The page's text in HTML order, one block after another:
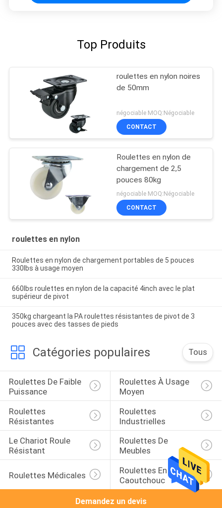
Top Produits
roulettes en nylon noires
de 50mm
négociable MOQ:Négociable
CONTACT
Roulettes en nylon de
chargement de 2,5
pouces 80kg
négociable MOQ:Négociable
CONTACT
roulettes en nylon
Roulettes en nylon de chargement portables de 5 pouces
330lbs à usage moyen
660lbs roulettes en nylon de la capacité 4inch avec le plat
supérieur de pivot
350kg chargeant la PA roulettes résistantes de pivot de 3
pouces avec des tasses de pieds
Catégories populaires Tous
Roulettes De Faible
Puissance
Roulettes À Usage
Moyen
Roulettes
Résistantes
Roulettes
Industrielles
Le Chariot Roule
Résistant
Roulettes De
Meubles
Roulettes Médicales
Roulettes En
Caoutchouc
Demandez un devis